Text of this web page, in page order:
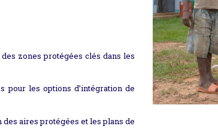
zones protégées clés dans les
pour les options d’intégration de
aires protégées et les plans de